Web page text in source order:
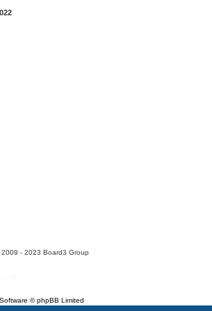
- 2023 Board3 Group
© phpBB Limited